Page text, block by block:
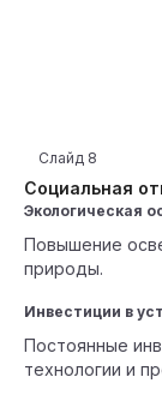
Социальная
Слайд 8
Экологическая
Повышение
природы.
Инвестиции в
Постоянные
технологии и